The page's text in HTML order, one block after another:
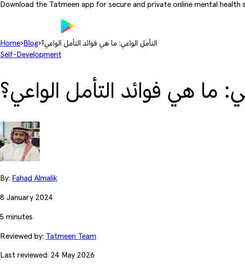
Download the Tatmeen app for secure and private online mental health
Home› Blog›التأمل الواعي: ما هي فوائد التأمل الواعي؟
Self-Development
ما هي فوائد التأمل الواعي؟
By: Fahad Almalik
8 January 2024
5 minutes
Reviewed by: Tatmeen Team
Last reviewed: 24 May 2026